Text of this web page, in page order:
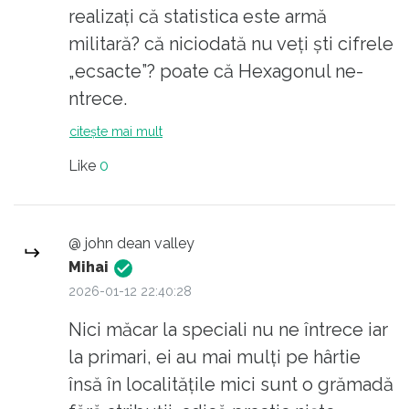
adepților acestora, care nu sunt puțini..
Dac-ați trecut în opoziție, spuneți-ne și
realizați că statistica este armă
militară? că niciodată nu veți ști cifrele
„ecsacte”? poate că Hexagonul ne-
ntrece.
citește mai mult
Like 0
@ john dean valley
Mihai
2026-01-12 22:40:28
Nici măcar la speciali nu ne întrece iar
la primari, ei au mai mulți pe hârtie
însă în localitățile mici sunt o grămadă